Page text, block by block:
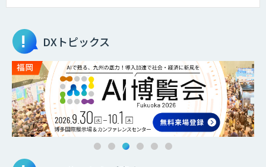
DXトピックス